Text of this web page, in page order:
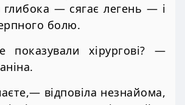
глибока — сягає легень — і
болю.
хірургові? —
відповіла незнайома,